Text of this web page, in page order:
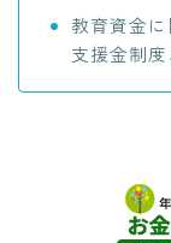
教育資金
支援金制